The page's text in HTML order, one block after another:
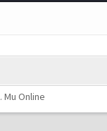
. Mu Online